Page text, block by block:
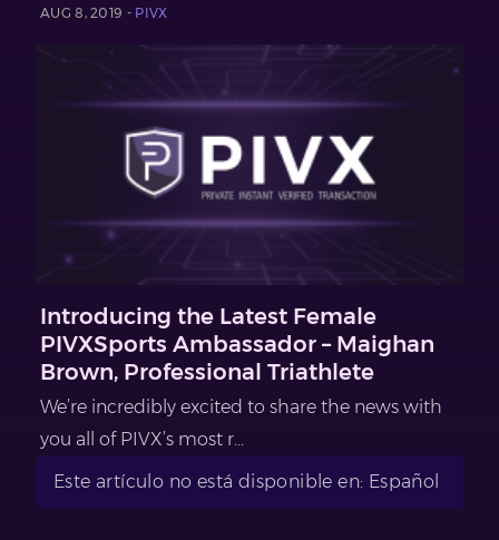
AUG 8, 2019 - PIVX
Introducing the Latest Female
PIVXSports Ambassador – Maighan
Brown, Professional Triathlete
We’re incredibly excited to share the news with
you all of PIVX’s most r...
Este artículo no está disponible en: Español